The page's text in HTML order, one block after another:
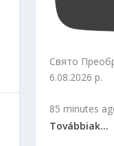
Свято
6.08.2026 р.
85 minutes
Továbbiak...